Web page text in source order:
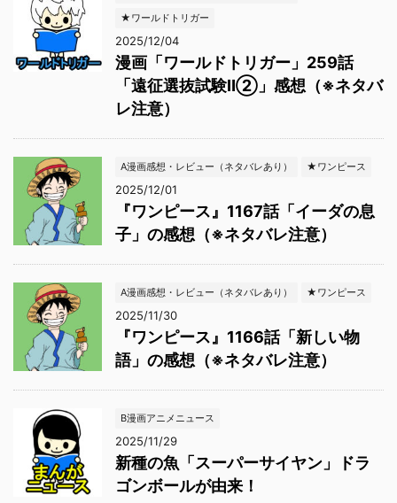
★ワールドトリガー
2025/12/04
漫画「ワールドトリガー」259話
「遠征選抜試験Ⅱ②」感想（※ネタバ
レ注意）
A漫画感想・レビュー（ネタバレあり） ★ワンピース
2025/12/01
『ワンピース』1167話「イーダの息
子」の感想（※ネタバレ注意）
A漫画感想・レビュー（ネタバレあり） ★ワンピース
2025/11/30
『ワンピース』1166話「新しい物
語」の感想（※ネタバレ注意）
B漫画アニメニュース
2025/11/29
新種の魚「スーパーサイヤン」ドラ
ゴンボールが由来！